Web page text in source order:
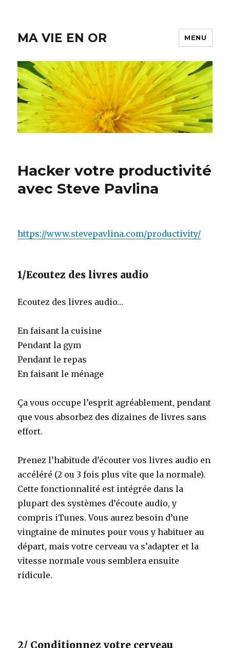
MA VIE EN OR MENU
Hacker votre productivité
avec Steve Pavlina
https://www.stevepavlina.com/productivity/
1/Ecoutez des livres audio
Ecoutez des livres audio…
En faisant la cuisine
Pendant la gym
Pendant le repas
En faisant le ménage
Ça vous occupe l’esprit agréablement, pendant
que vous absorbez des dizaines de livres sans
effort.
Prenez l’habitude d’écouter vos livres audio en
accéléré (2 ou 3 fois plus vite que la normale).
Cette fonctionnalité est intégrée dans la
plupart des systèmes d’écoute audio, y
compris iTunes. Vous aurez besoin d’une
vingtaine de minutes pour vous y habituer au
départ, mais votre cerveau va s’adapter et la
vitesse normale vous semblera ensuite
ridicule.
2/ Conditionnez votre cerveau